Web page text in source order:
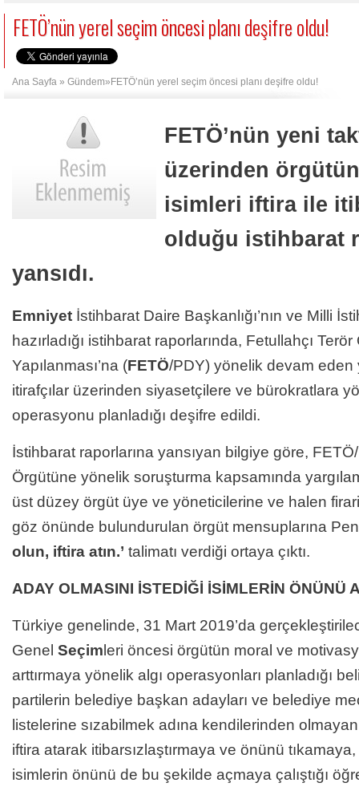
FETÖ’nün yerel seçim öncesi planı deşifre oldu!
Ana Sayfa » Gündem»FETÖ’nün yerel seçim öncesi planı deşifre oldu!
FETÖ’nün yeni
üzerinden
isimleri iftira ile
olduğu istihbarat
yansıdı.
Emniyet İstihbarat Daire Başkanlığı’nın ve Milli
hazırladığı istihbarat raporlarında, Fetullahçı
Yapılanması’na (FETÖ/PDY) yönelik devam eden
itirafçılar üzerinden siyasetçilere ve bürokratlara
operasyonu planladığı deşifre edildi.
İstihbarat raporlarına yansıyan bilgiye göre,
Örgütüne yönelik soruşturma kapsamında
üst düzey örgüt üye ve yöneticilerine ve halen
göz önünde bulundurulan örgüt mensuplarına
olun, iftira atın.’ talimatı verdiği ortaya çıktı.
ADAY OLMASINI İSTEDİĞİ İSİMLERİN ÖNÜNÜ
Türkiye genelinde, 31 Mart 2019’da
Genel Seçimleri öncesi örgütün moral ve
arttırmaya yönelik algı operasyonları planladığı
partilerin belediye başkan adayları ve belediye
listelerine sızabilmek adına kendilerinden
iftira atarak itibarsızlaştırmaya ve önünü
isimlerin önünü de bu şekilde açmaya çalıştığı